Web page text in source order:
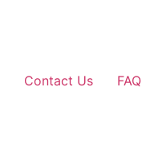
Contact Us FAQ